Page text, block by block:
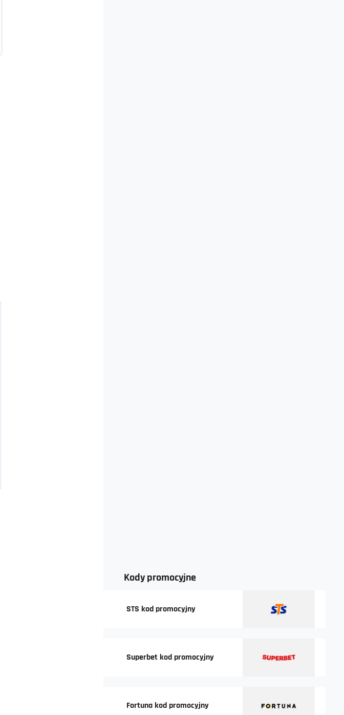
Kody promocyjne
STS kod promocyjny
Superbet kod promocyjny
Fortuna kod promocyjny